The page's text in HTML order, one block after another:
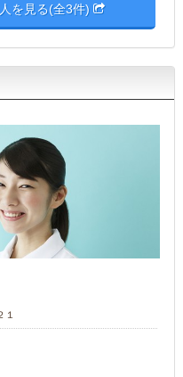
を見る(全3件)